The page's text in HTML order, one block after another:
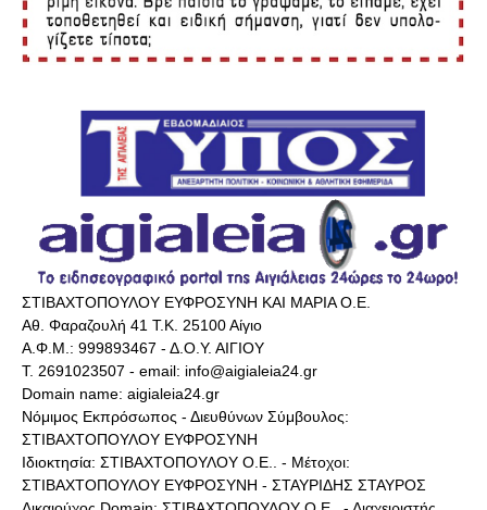
ΣΤΙΒΑΧΤΟΠΟΥΛΟΥ ΕΥΦΡΟΣΥΝΗ ΚΑΙ ΜΑΡΙΑ Ο.Ε.
Αθ. Φαραζουλή 41 Τ.Κ. 25100 Αίγιο
Α.Φ.Μ.: 999893467 - Δ.Ο.Υ. ΑΙΓΙΟΥ
Τ. 2691023507 - email: info@aigialeia24.gr
Domain name: aigialeia24.gr
Νόμιμος Εκπρόσωπος - Διευθύνων Σύμβουλος:
ΣΤΙΒΑΧΤΟΠΟΥΛΟΥ ΕΥΦΡΟΣΥΝΗ
Ιδιοκτησία: ΣΤΙΒΑΧΤΟΠΟΥΛΟΥ Ο.Ε.. - Μέτοχοι:
ΣΤΙΒΑΧΤΟΠΟΥΛΟΥ ΕΥΦΡΟΣΥΝΗ - ΣΤΑΥΡΙΔΗΣ ΣΤΑΥΡΟΣ